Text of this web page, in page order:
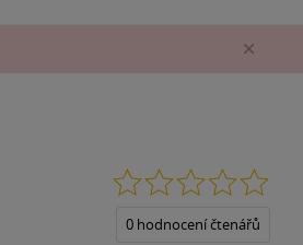
0 hodnocení čtenářů